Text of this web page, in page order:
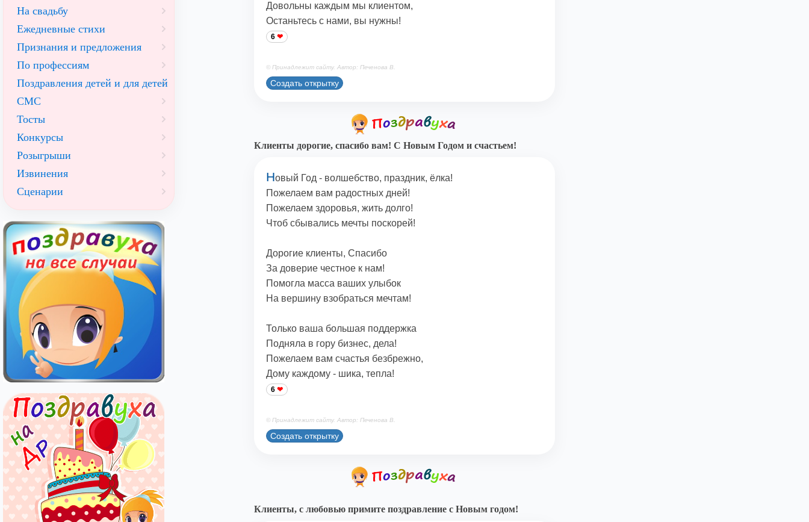
Довольны каждым мы клиентом,
Останьтесь с нами, вы нужны!
6
© Принадлежит сайту. Автор: Печенова В.
Создать открытку
Клиенты дорогие, спасибо вам! С Новым Годом и счастьем!
Новый Год - волшебство, праздник, ёлка!
Пожелаем вам радостных дней!
Пожелаем здоровья, жить долго!
Чтоб сбывались мечты поскорей!
Дорогие клиенты, Спасибо
За доверие честное к нам!
Помогла масса ваших улыбок
На вершину взобраться мечтам!
Только ваша большая поддержка
Подняла в гору бизнес, дела!
Пожелаем вам счастья безбрежно,
Дому каждому - шика, тепла!
6
© Принадлежит сайту. Автор: Печенова В.
Создать открытку
Клиенты, с любовью примите поздравление с Новым годом!
На свадьбу
Ежедневные стихи
Признания и предложения
По профессиям
Поздравления детей и для детей
СМС
Тосты
Конкурсы
Розыгрыши
Извинения
Сценарии